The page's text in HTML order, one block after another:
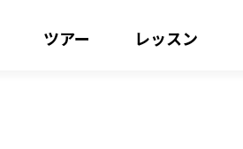
ツアー レッスン